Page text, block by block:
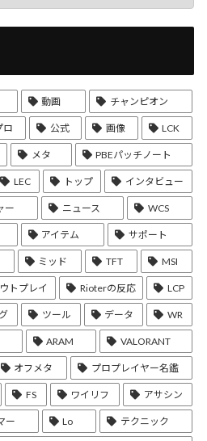
動画 チャンピオン
ロ 公式 画像 LCK
メタ PBEパッチノート
LEC トップ インタビュー
ー ニュース WCS
アイテム サポート
ミッド TFT MSI
トプレイ Rioterの反応 LCP
ツール データ WR
ARAM VALORANT
オフメタ プロプレイヤー名鑑
FS ワイリフ アサシン
ー Lo テクニック